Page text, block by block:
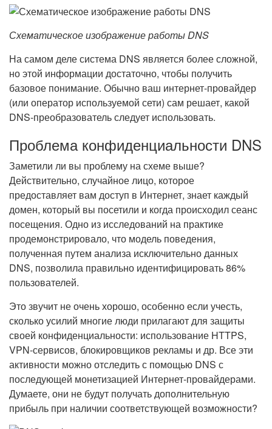
Схематическое изображение работы DNS
На самом деле система DNS является более сложной,
но этой информации достаточно, чтобы получить
базовое понимание. Обычно ваш интернет-провайдер
(или оператор используемой сети) сам решает, какой
DNS-преобразователь следует использовать.
Проблема конфиденциальности DNS
Заметили ли вы проблему на схеме выше?
Действительно, случайное лицо, которое
предоставляет вам доступ в Интернет, знает каждый
домен, который вы посетили и когда происходил сеанс
посещения. Одно из исследований на практике
продемонстрировало, что модель поведения,
полученная путем анализа исключительно данных
DNS, позволила правильно идентифицировать 86%
пользователей.
Это звучит не очень хорошо, особенно если учесть,
сколько усилий многие люди прилагают для защиты
своей конфиденциальности: использование HTTPS,
VPN-сервисов, блокировщиков рекламы и др. Все эти
активности можно отследить с помощью DNS с
последующей монетизацией Интернет-провайдерами.
Думаете, они не будут получать дополнительную
прибыль при наличии соответствующей возможности?